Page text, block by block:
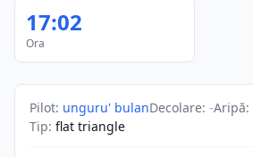
17:02
Ora
Pilot: unguru' bulanDecolare: -Aripă:
Tip: flat triangle